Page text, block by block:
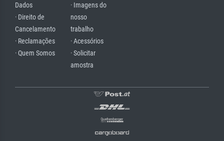
Dados
· Direito de
Cancelamento
· Reclamações
· Quem Somos
· Imagens do
nosso
trabalho
· Acessórios
· Solicitar
amostra